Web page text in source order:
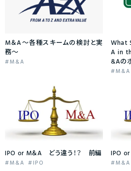
M＆A〜各種スキームの検討と実
務〜
M&A
What
A in
&Aの
M&A
IPO or M＆A どう違う！？ 前編
M&A IPO
IPO
M&A